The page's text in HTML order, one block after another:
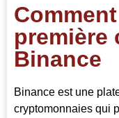
première
Binance
Binance est une
cryptomonnaies qui